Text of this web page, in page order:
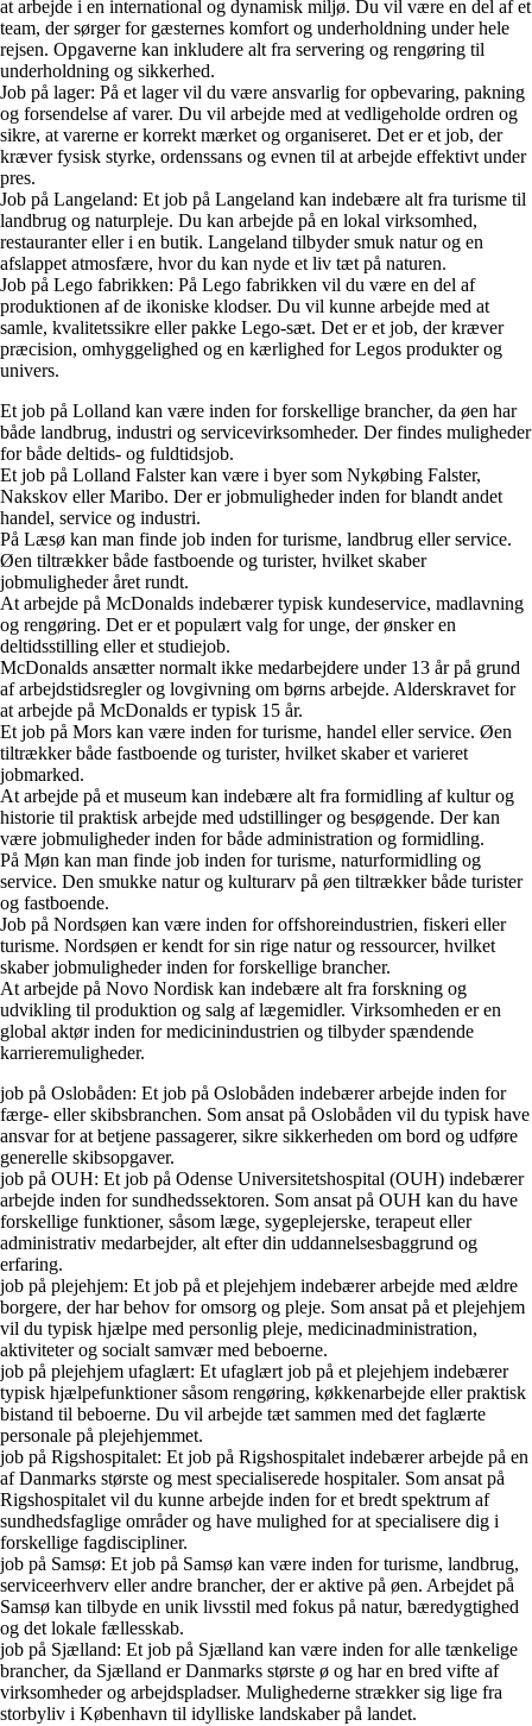
at arbejde i en international og dynamisk miljø. Du vil være en del af et
team, der sørger for gæsternes komfort og underholdning under hele
rejsen. Opgaverne kan inkludere alt fra servering og rengøring til
underholdning og sikkerhed.
Job på lager: På et lager vil du være ansvarlig for opbevaring, pakning
og forsendelse af varer. Du vil arbejde med at vedligeholde ordren og
sikre, at varerne er korrekt mærket og organiseret. Det er et job, der
kræver fysisk styrke, ordenssans og evnen til at arbejde effektivt under
pres.
Job på Langeland: Et job på Langeland kan indebære alt fra turisme til
landbrug og naturpleje. Du kan arbejde på en lokal virksomhed,
restauranter eller i en butik. Langeland tilbyder smuk natur og en
afslappet atmosfære, hvor du kan nyde et liv tæt på naturen.
Job på Lego fabrikken: På Lego fabrikken vil du være en del af
produktionen af de ikoniske klodser. Du vil kunne arbejde med at
samle, kvalitetssikre eller pakke Lego-sæt. Det er et job, der kræver
præcision, omhyggelighed og en kærlighed for Legos produkter og
univers.
Et job på Lolland kan være inden for forskellige brancher, da øen har
både landbrug, industri og servicevirksomheder. Der findes muligheder
for både deltids- og fuldtidsjob.
Et job på Lolland Falster kan være i byer som Nykøbing Falster,
Nakskov eller Maribo. Der er jobmuligheder inden for blandt andet
handel, service og industri.
På Læsø kan man finde job inden for turisme, landbrug eller service.
Øen tiltrækker både fastboende og turister, hvilket skaber
jobmuligheder året rundt.
At arbejde på McDonalds indebærer typisk kundeservice, madlavning
og rengøring. Det er et populært valg for unge, der ønsker en
deltidsstilling eller et studiejob.
McDonalds ansætter normalt ikke medarbejdere under 13 år på grund
af arbejdstidsregler og lovgivning om børns arbejde. Alderskravet for
at arbejde på McDonalds er typisk 15 år.
Et job på Mors kan være inden for turisme, handel eller service. Øen
tiltrækker både fastboende og turister, hvilket skaber et varieret
jobmarked.
At arbejde på et museum kan indebære alt fra formidling af kultur og
historie til praktisk arbejde med udstillinger og besøgende. Der kan
være jobmuligheder inden for både administration og formidling.
På Møn kan man finde job inden for turisme, naturformidling og
service. Den smukke natur og kulturarv på øen tiltrækker både turister
og fastboende.
Job på Nordsøen kan være inden for offshoreindustrien, fiskeri eller
turisme. Nordsøen er kendt for sin rige natur og ressourcer, hvilket
skaber jobmuligheder inden for forskellige brancher.
At arbejde på Novo Nordisk kan indebære alt fra forskning og
udvikling til produktion og salg af lægemidler. Virksomheden er en
global aktør inden for medicinindustrien og tilbyder spændende
karrieremuligheder.
job på Oslobåden: Et job på Oslobåden indebærer arbejde inden for
færge- eller skibsbranchen. Som ansat på Oslobåden vil du typisk have
ansvar for at betjene passagerer, sikre sikkerheden om bord og udføre
generelle skibsopgaver.
job på OUH: Et job på Odense Universitetshospital (OUH) indebærer
arbejde inden for sundhedssektoren. Som ansat på OUH kan du have
forskellige funktioner, såsom læge, sygeplejerske, terapeut eller
administrativ medarbejder, alt efter din uddannelsesbaggrund og
erfaring.
job på plejehjem: Et job på et plejehjem indebærer arbejde med ældre
borgere, der har behov for omsorg og pleje. Som ansat på et plejehjem
vil du typisk hjælpe med personlig pleje, medicinadministration,
aktiviteter og socialt samvær med beboerne.
job på plejehjem ufaglært: Et ufaglært job på et plejehjem indebærer
typisk hjælpefunktioner såsom rengøring, køkkenarbejde eller praktisk
bistand til beboerne. Du vil arbejde tæt sammen med det faglærte
personale på plejehjemmet.
job på Rigshospitalet: Et job på Rigshospitalet indebærer arbejde på en
af Danmarks største og mest specialiserede hospitaler. Som ansat på
Rigshospitalet vil du kunne arbejde inden for et bredt spektrum af
sundhedsfaglige områder og have mulighed for at specialisere dig i
forskellige fagdiscipliner.
job på Samsø: Et job på Samsø kan være inden for turisme, landbrug,
serviceerhverv eller andre brancher, der er aktive på øen. Arbejdet på
Samsø kan tilbyde en unik livsstil med fokus på natur, bæredygtighed
og det lokale fællesskab.
job på Sjælland: Et job på Sjælland kan være inden for alle tænkelige
brancher, da Sjælland er Danmarks største ø og har en bred vifte af
virksomheder og arbejdspladser. Mulighederne strækker sig lige fra
storbyliv i København til idylliske landskaber på landet.